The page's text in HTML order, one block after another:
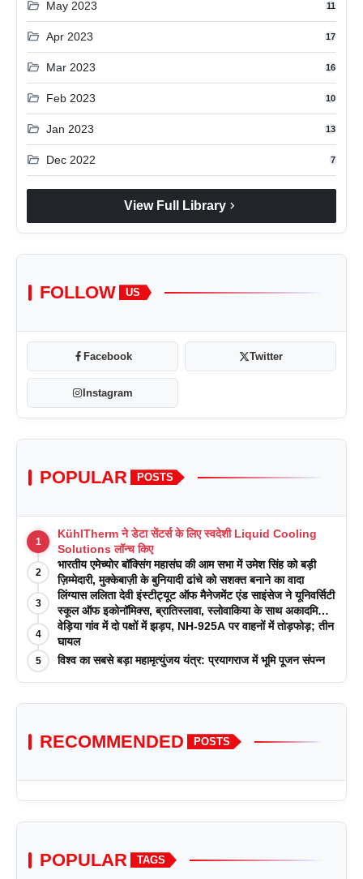
folder_open May 2023 11
folder_open Apr 2023 17
folder_open Mar 2023 16
folder_open Feb 2023 10
folder_open Jan 2023 13
folder_open Dec 2022 7
View Full Library chevron_right
FOLLOW US
Facebook Twitter
Instagram
POPULAR POSTS
1
KühlTherm ने डेटा सेंटर्स के लिए स्वदेशी Liquid Cooling
Solutions लॉन्च किए
2
भारतीय एमेच्योर बॉक्सिंग महासंघ की आम सभा में उमेश सिंह को बड़ी
ज़िम्मेदारी, मुक्केबाज़ी के बुनियादी ढांचे को सशक्त बनाने का वादा
3
लिंग्यास ललिता देवी इंस्टीट्यूट ऑफ मैनेजमेंट एंड साइंसेज ने यूनिवर्सिटी
स्कूल ऑफ इकोनॉमिक्स, ब्रातिस्लावा, स्लोवाकिया के साथ अकादमिक
पत्रिकाओं में प्रकाशन रणनीतियों पर एक दिवसीय कार्यशाला का
आयोजन किया
4
वेड़िया गांव में दो पक्षों में झड़प, NH-925A पर वाहनों में तोड़फोड़; तीन
घायल
5 विश्व का सबसे बड़ा महामृत्युंजय यंत्र: प्रयागराज में भूमि पूजन संपन्न
RECOMMENDED POSTS
POPULAR TAGS